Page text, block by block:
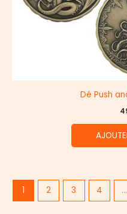
Dé Push
1 2 3 4 …